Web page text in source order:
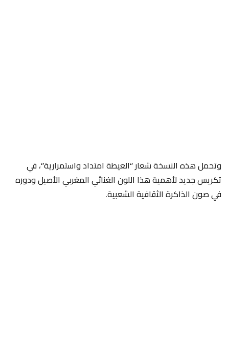
وتحمل هذه النسخة شعار “العيطة امتداد واستمرارية”، في
تكريس جديد لأهمية هذا اللون الغنائي المغربي الأصيل ودوره
في صون الذاكرة الثقافية الشعبية.